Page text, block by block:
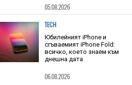
роботи, но качеството в САЩ
е по-високо
05.08.2026
TECH
Юбилейният iPhone и
всичко, което знаем към